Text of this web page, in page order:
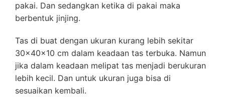
pakai. Dan sedangkan ketika di pakai maka
berbentuk jinjing.
Tas di buat dengan ukuran kurang lebih sekitar
30x40x10 cm dalam keadaan tas terbuka. Namun
jika dalam keadaan melipat tas menjadi berukuran
lebih kecil. Dan untuk ukuran juga bisa di
sesuaikan kembali.